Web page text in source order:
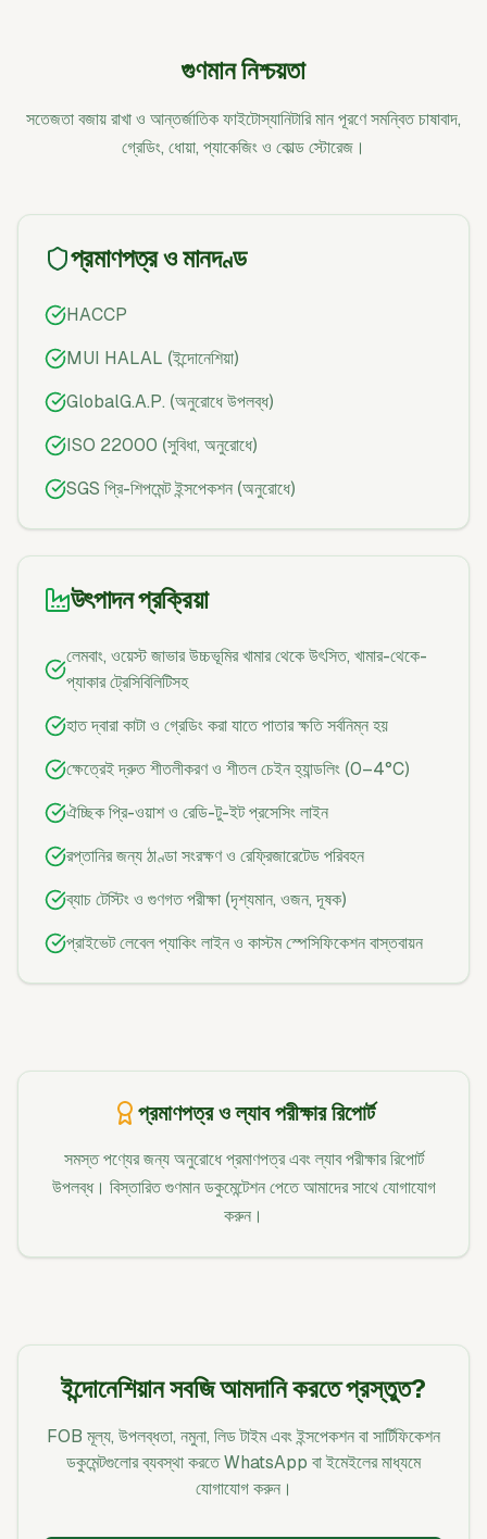
গুণমান নিশ্চয়তা
সতেজতা বজায় রাখা ও আন্তর্জাতিক ফাইটোস্যানিটারি মান পূরণে সমন্বিত চাষাবাদ,
গ্রেডিং, ধোয়া, প্যাকেজিং ও কোল্ড স্টোরেজ।
প্রমাণপত্র ও মানদণ্ড
HACCP
MUI HALAL (ইন্দোনেশিয়া)
GlobalG.A.P. (অনুরোধে উপলব্ধ)
ISO 22000 (সুবিধা, অনুরোধে)
SGS প্রি-শিপমেন্ট ইন্সপেকশন (অনুরোধে)
উৎপাদন প্রক্রিয়া
লেমবাং, ওয়েস্ট জাভার উচ্চভূমির খামার থেকে উৎসিত, খামার-থেকে-
প্যাকার ট্রেসিবিলিটিসহ
হাত দ্বারা কাটা ও গ্রেডিং করা যাতে পাতার ক্ষতি সর্বনিম্ন হয়
ক্ষেত্রেই দ্রুত শীতলীকরণ ও শীতল চেইন হ্যান্ডলিং (0–4°C)
ঐচ্ছিক প্রি-ওয়াশ ও রেডি-টু-ইট প্রসেসিং লাইন
রপ্তানির জন্য ঠাণ্ডা সংরক্ষণ ও রেফ্রিজারেটেড পরিবহন
ব্যাচ টেস্টিং ও গুণগত পরীক্ষা (দৃশ্যমান, ওজন, দূষক)
প্রাইভেট লেবেল প্যাকিং লাইন ও কাস্টম স্পেসিফিকেশন বাস্তবায়ন
প্রমাণপত্র ও ল্যাব পরীক্ষার রিপোর্ট
সমস্ত পণ্যের জন্য অনুরোধে প্রমাণপত্র এবং ল্যাব পরীক্ষার রিপোর্ট
উপলব্ধ। বিস্তারিত গুণমান ডকুমেন্টেশন পেতে আমাদের সাথে যোগাযোগ
করুন।
ইন্দোনেশিয়ান সবজি আমদানি করতে প্রস্তুত?
FOB মূল্য, উপলব্ধতা, নমুনা, লিড টাইম এবং ইন্সপেকশন বা সার্টিফিকেশন
ডকুমেন্টগুলোর ব্যবস্থা করতে WhatsApp বা ইমেইলের মাধ্যমে
যোগাযোগ করুন।